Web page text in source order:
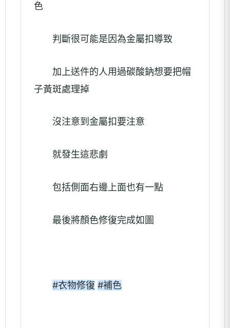
色
判斷很可能是因為金屬扣導致
加上送件的人用過碳酸鈉想要把帽
子黃斑處理掉
沒注意到金屬扣要注意
就發生這悲劇
包括側面右邊上面也有一點
最後將顏色修復完成如圖
#衣物修復 #補色